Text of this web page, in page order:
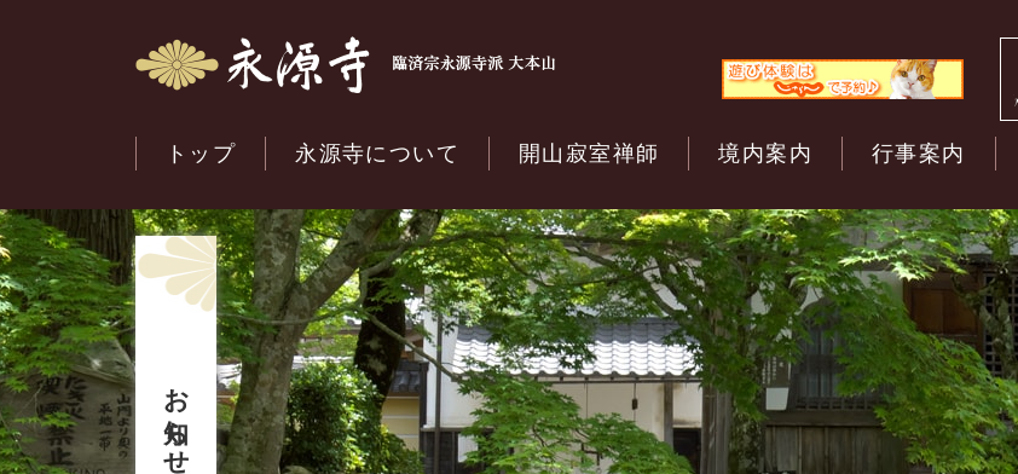
トップ 永源寺について 開山寂室禅師 境内案内 行事案内
お知らせ